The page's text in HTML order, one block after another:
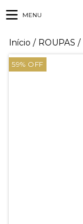
MENU
Início / ROUPAS /
59% OFF